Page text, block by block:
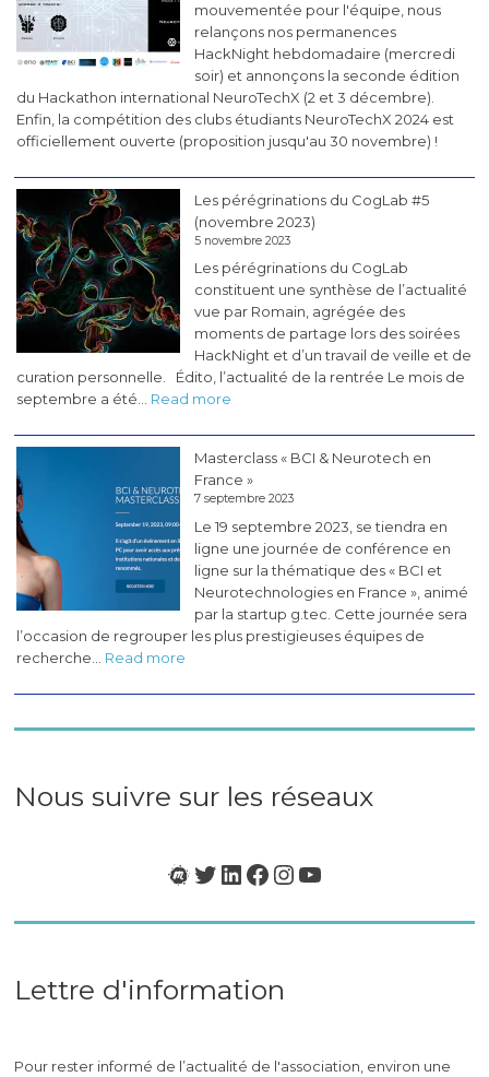
mouvementée pour l'équipe, nous
relançons nos permanences
HackNight hebdomadaire (mercredi
soir) et annonçons la seconde édition
du Hackathon international NeuroTechX (2 et 3 décembre).
Enfin, la compétition des clubs étudiants NeuroTechX 2024 est
officiellement ouverte (proposition jusqu'au 30 novembre) !
Les pérégrinations du CogLab #5
(novembre 2023)
5 novembre 2023
Les pérégrinations du CogLab
constituent une synthèse de l’actualité
vue par Romain, agrégée des
moments de partage lors des soirées
HackNight et d’un travail de veille et de
curation personnelle. Édito, l’actualité de la rentrée Le mois de
septembre a été… Read more
pérégrinations
du
CogLab
#5
(novembre
2023)
Masterclass « BCI & Neurotech en
France »
7 septembre 2023
Le 19 septembre 2023, se tiendra en
ligne une journée de conférence en
ligne sur la thématique des « BCI et
Neurotechnologies en France », animé
par la startup g.tec. Cette journée sera
l’occasion de regrouper les plus prestigieuses équipes de
recherche… Read more
«
France
Nous suivre sur les réseaux
Meetup
Twitter
LinkedIn
Facebook
Instagram
YouTube
Lettre d'information
Pour rester informé de l’actualité de l'association, environ une